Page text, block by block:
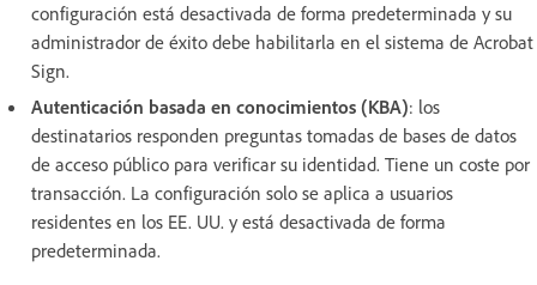
configuración está desactivada de forma predeterminada y su
administrador de éxito debe habilitarla en el sistema de Acrobat
Sign.
Autenticación basada en conocimientos (KBA): los
destinatarios responden preguntas tomadas de bases de datos
de acceso público para verificar su identidad. Tiene un coste por
transacción. La configuración solo se aplica a usuarios
residentes en los EE. UU. y está desactivada de forma
predeterminada.